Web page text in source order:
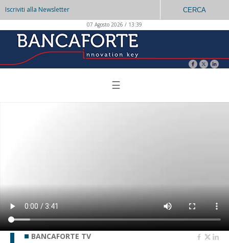
Iscriviti alla Newsletter CERCA
07 Agosto 2026 / 13:39
☰
BANCAFORTE TV